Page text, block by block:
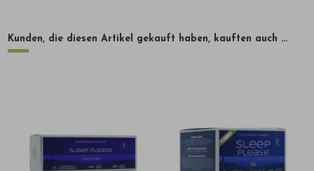
Kunden, die diesen Artikel gekauft haben, kauften auch ...